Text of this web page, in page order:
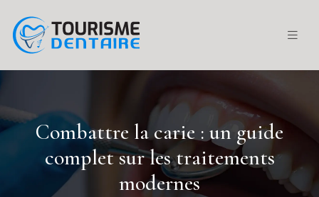
Combattre la carie : un guide
complet sur les traitements
modernes